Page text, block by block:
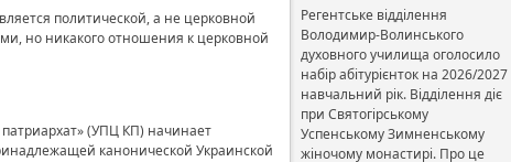
политической, а не церковной
но никакого отношения к церковной
(УПЦ КП) начинает
канонической Украинской
Регентське відділення
Володимир-Волинського
духовного училища оголосило
набір абітурієнток на 2026/2027
навчальний рік. Відділення діє
при Святогірському
Успенському Зимненському
жіночому монастирі. Про це